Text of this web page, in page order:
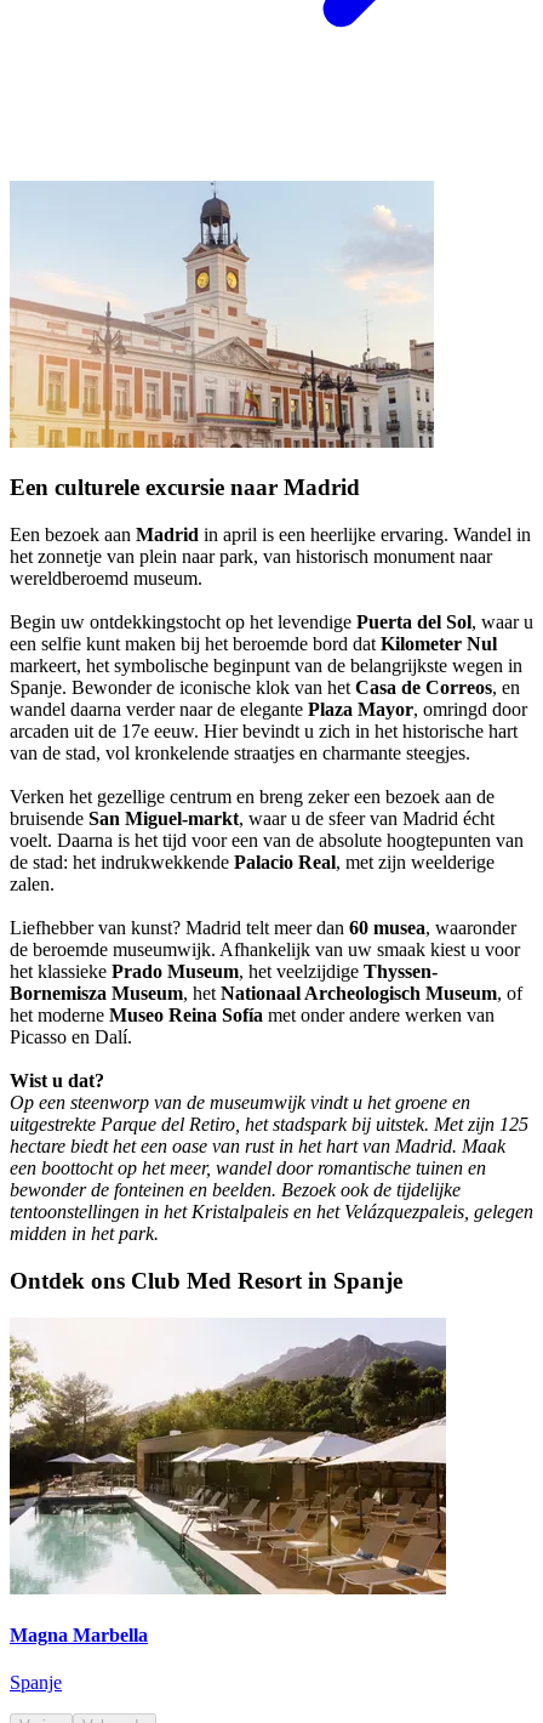
Een culturele excursie naar Madrid
Een bezoek aan Madrid in april is een heerlijke ervaring. Wandel in
het zonnetje van plein naar park, van historisch monument naar
wereldberoemd museum.
Begin uw ontdekkingstocht op het levendige Puerta del Sol, waar u
een selfie kunt maken bij het beroemde bord dat Kilometer Nul
markeert, het symbolische beginpunt van de belangrijkste wegen in
Spanje. Bewonder de iconische klok van het Casa de Correos, en
wandel daarna verder naar de elegante Plaza Mayor, omringd door
arcaden uit de 17e eeuw. Hier bevindt u zich in het historische hart
van de stad, vol kronkelende straatjes en charmante steegjes.
Verken het gezellige centrum en breng zeker een bezoek aan de
bruisende San Miguel-markt, waar u de sfeer van Madrid écht
voelt. Daarna is het tijd voor een van de absolute hoogtepunten van
de stad: het indrukwekkende Palacio Real, met zijn weelderige
zalen.
Liefhebber van kunst? Madrid telt meer dan 60 musea, waaronder
de beroemde museumwijk. Afhankelijk van uw smaak kiest u voor
het klassieke Prado Museum, het veelzijdige Thyssen-
Bornemisza Museum, het Nationaal Archeologisch Museum, of
het moderne Museo Reina Sofía met onder andere werken van
Picasso en Dalí.
Wist u dat?
Op een steenworp van de museumwijk vindt u het groene en
uitgestrekte Parque del Retiro, het stadspark bij uitstek. Met zijn 125
hectare biedt het een oase van rust in het hart van Madrid. Maak
een boottocht op het meer, wandel door romantische tuinen en
bewonder de fonteinen en beelden. Bezoek ook de tijdelijke
tentoonstellingen in het Kristalpaleis en het Velázquezpaleis, gelegen
midden in het park.
Ontdek ons Club Med Resort in Spanje
Magna Marbella
Spanje